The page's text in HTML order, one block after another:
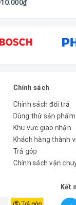
Chính sách
Chính sách đổi trả
Dùng thử sản phẩm
Khu vực giao nhận
Khách hàng thành
Trả góp
Chính sách vận
Kết